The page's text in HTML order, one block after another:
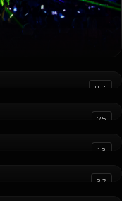
06
25
13
32